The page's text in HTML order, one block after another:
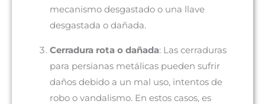
mecanismo desgastado o una llave
desgastada o dañada.
Cerradura rota o dañada: Las cerraduras
para persianas metálicas pueden sufrir
daños debido a un mal uso, intentos de
robo o vandalismo. En estos casos, es